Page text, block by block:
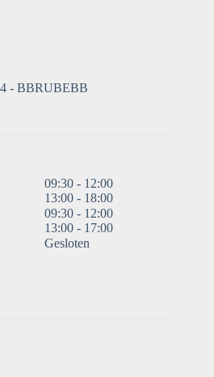
- BBRUBEBB
09:30 - 12:00
13:00 - 18:00
09:30 - 12:00
13:00 - 17:00
Gesloten